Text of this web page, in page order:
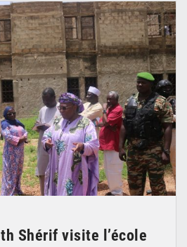
Shérif visite l’école